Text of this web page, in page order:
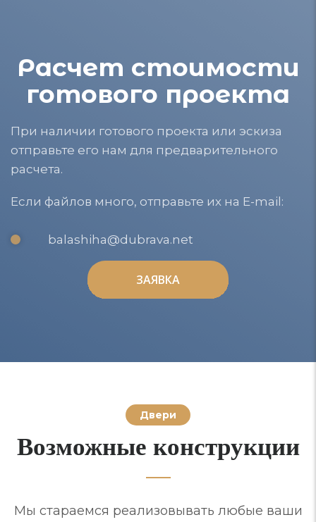
Расчет стоимости
готового проекта
При наличии готового проекта или эскиза
отправьте его нам для предварительного
расчета.
Если файлов много, отправьте их на E-mail:
balashiha@dubrava.net
ЗАЯВКА
ЗАЯВКА
Двери
Возможные конструкции
Мы стараемся реализовывать любые ваши